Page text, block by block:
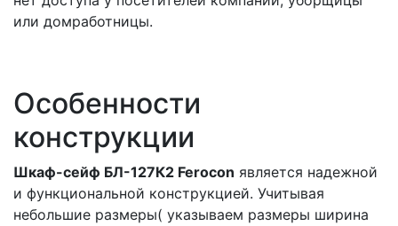
или домработницы.
Особенности
конструкции
Шкаф-сейф БЛ-127К2​ Ferocon является надежной
и функциональной конструкцией. Учитывая
небольшие размеры( указываем размеры ширина